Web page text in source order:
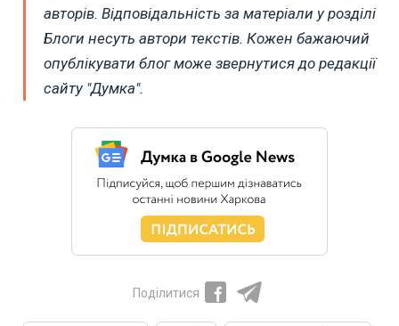
авторів. Відповідальність за матеріали у розділі
Блоги несуть автори текстів. Кожен бажаючий
опублікувати блог може звернутися до редакції
сайту "Думка".
Поділитися